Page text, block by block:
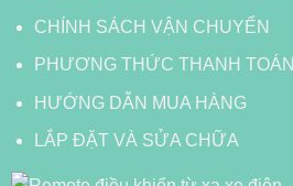
CHÍNH SÁCH VẬN CHUYỂN
PHƯƠNG THỨC THANH TOÁN
HƯỚNG DẪN MUA HÀNG
LẮP ĐẶT VÀ SỬA CHỮA